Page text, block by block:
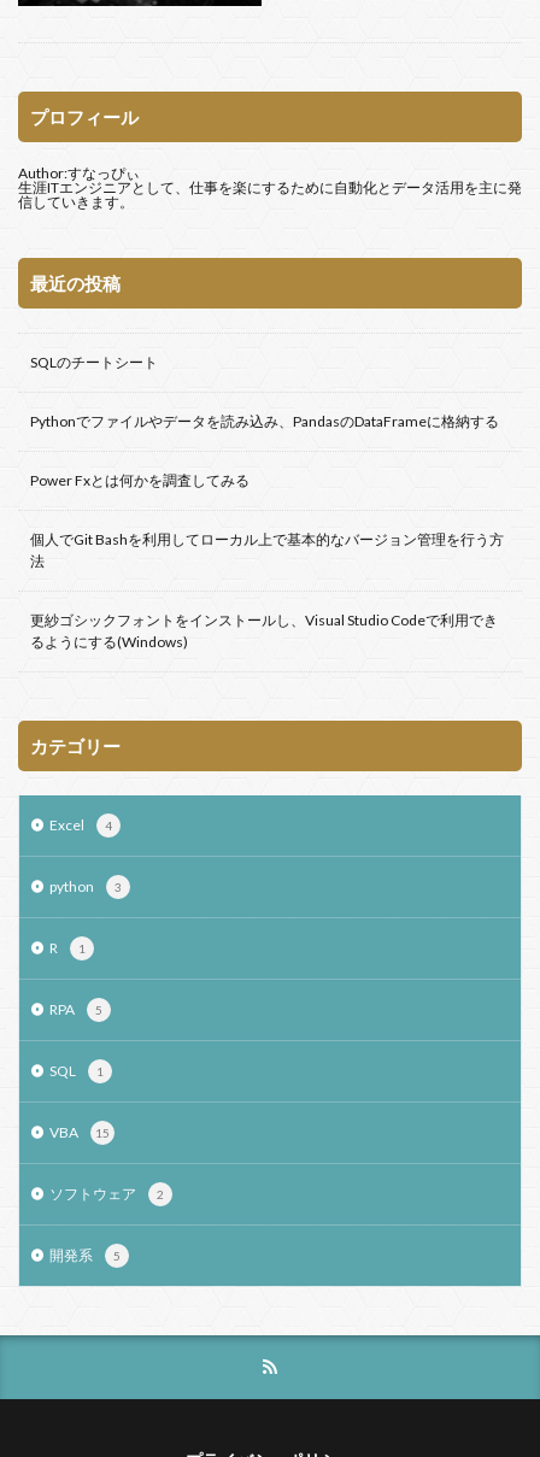
プロフィール
Author:すなっぴぃ
生涯ITエンジニアとして、仕事を楽にするために自動化とデータ活用を主に発
信していきます。
最近の投稿
SQLのチートシート
Pythonでファイルやデータを読み込み、PandasのDataFrameに格納する
Power Fxとは何かを調査してみる
個人でGit Bashを利用してローカル上で基本的なバージョン管理を行う方
法
更紗ゴシックフォントをインストールし、Visual Studio Codeで利用でき
るようにする(Windows)
カテゴリー
Excel 4
python 3
R 1
RPA 5
SQL 1
VBA 15
ソフトウェア 2
開発系 5